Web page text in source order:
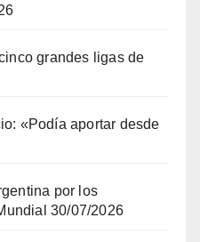
grandes ligas de
«Podía aportar desde
por los
30/07/2026